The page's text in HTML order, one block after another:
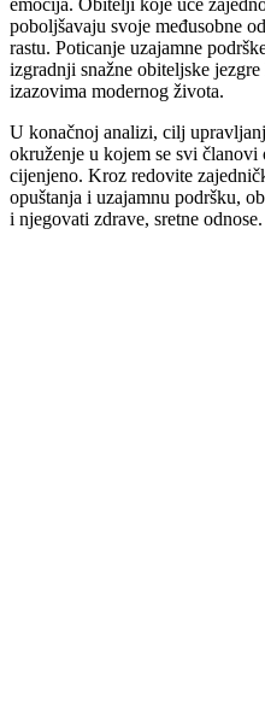
poboljšavaju svoje međusobne
rastu. Poticanje uzajamne
izgradnji snažne obiteljske
izazovima modernog života.
U konačnoj analizi, cilj
okruženje u kojem se svi članovi
cijenjeno. Kroz redovite
opuštanja i uzajamnu podršku,
i njegovati zdrave, sretne odnose.